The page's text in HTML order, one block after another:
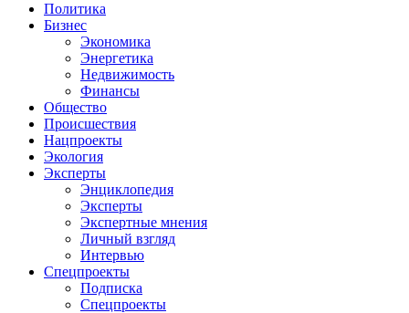
Политика
Бизнес
Экономика
Энергетика
Недвижимость
Финансы
Общество
Происшествия
Нацпроекты
Экология
Эксперты
Энциклопедия
Эксперты
Экспертные мнения
Личный взгляд
Интервью
Спецпроекты
Подписка
Спецпроекты